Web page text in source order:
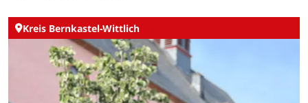
Kreis Bernkastel-Wittlich